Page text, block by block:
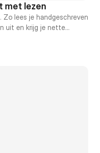
met lezen
Zo lees je handgeschreven
uit en krijg je nette
te typen.